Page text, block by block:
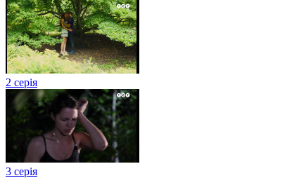
2 серія
3 серія